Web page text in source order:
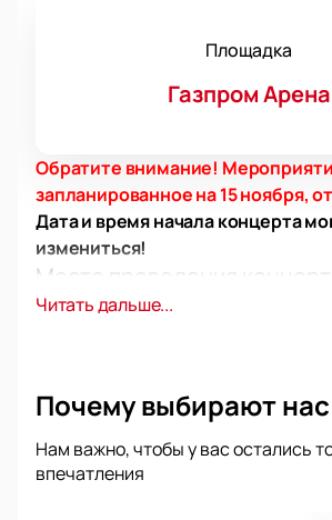
Площадка
Газпром Арена
Обратите внимание!
запланированное на 15 ноября,
Дата и время начала концерта
измениться!
Место проведения
Поклонники Post Malone в России
музыканта в стране.
О концерте
Post Malone отличается необычным
Читать дальше...
Почему выбирают нас
Нам важно, чтобы у вас остались
впечатления